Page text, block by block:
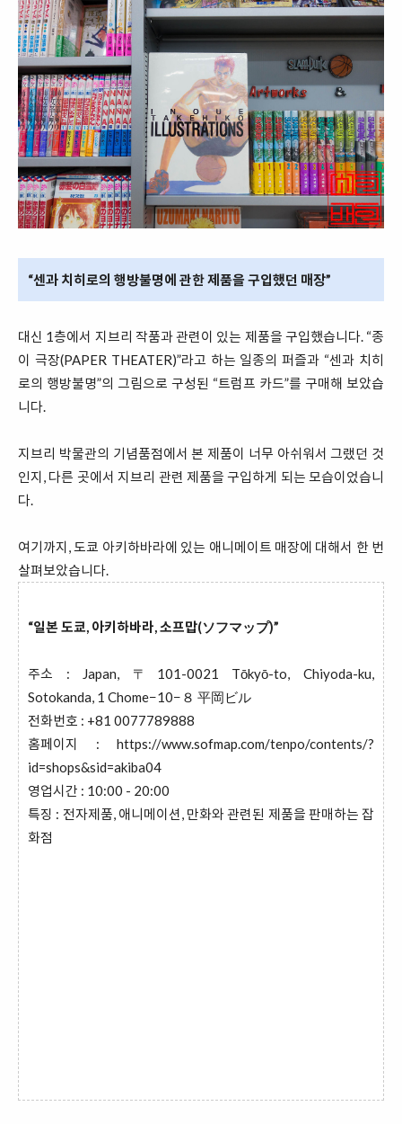
“센과 치히로의 행방불명에 관한 제품을 구입했던 매장”
대신 1층에서 지브리 작품과 관련이 있는 제품을 구입했습니다. “종
이 극장(PAPER THEATER)”라고 하는 일종의 퍼즐과 “센과 치히
로의 행방불명”의 그림으로 구성된 “트럼프 카드”를 구매해 보았습
니다.
지브리 박물관의 기념품점에서 본 제품이 너무 아쉬워서 그랬던 것
인지, 다른 곳에서 지브리 관련 제품을 구입하게 되는 모습이었습니
다.
여기까지, 도쿄 아키하바라에 있는 애니메이트 매장에 대해서 한 번
살펴보았습니다.
“일본 도쿄, 아키하바라, 소프맙(ソフマップ)”
주소 : Japan, 〒101-0021 Tōkyō-to, Chiyoda-ku,
Sotokanda, 1 Chome−10−８ 平岡ビル
전화번호 : +81 0077789888
홈페이지 : https://www.sofmap.com/tenpo/contents/?
id=shops&sid=akiba04
영업시간 : 10:00 - 20:00
특징 : 전자제품, 애니메이션, 만화와 관련된 제품을 판매하는 잡
화점